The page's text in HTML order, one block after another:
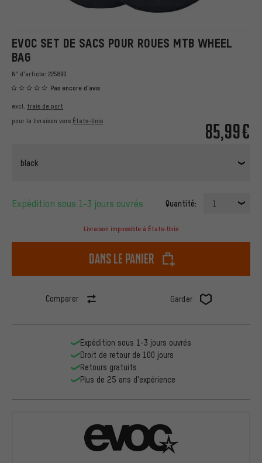
EVOC SET DE SACS POUR ROUES MTB WHEEL
BAG
N° d'article: 225890
Pas encore d'avis
85,99€
excl. frais de port
pour la livraison vers États-Unis
black
Expédition sous 1-3 jours ouvrés Quantité: 1
Livraison impossible à États-Unis
dans le panier
Comparer Garder
Expédition sous 1-3 jours ouvrés
Droit de retour de 100 jours
Retours gratuits
Plus de 25 ans d'expérience